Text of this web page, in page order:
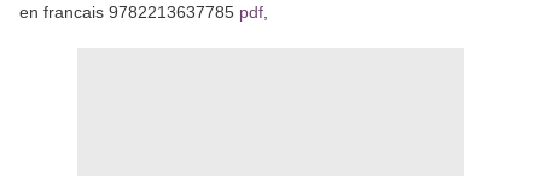
en francais 9782213637785 pdf